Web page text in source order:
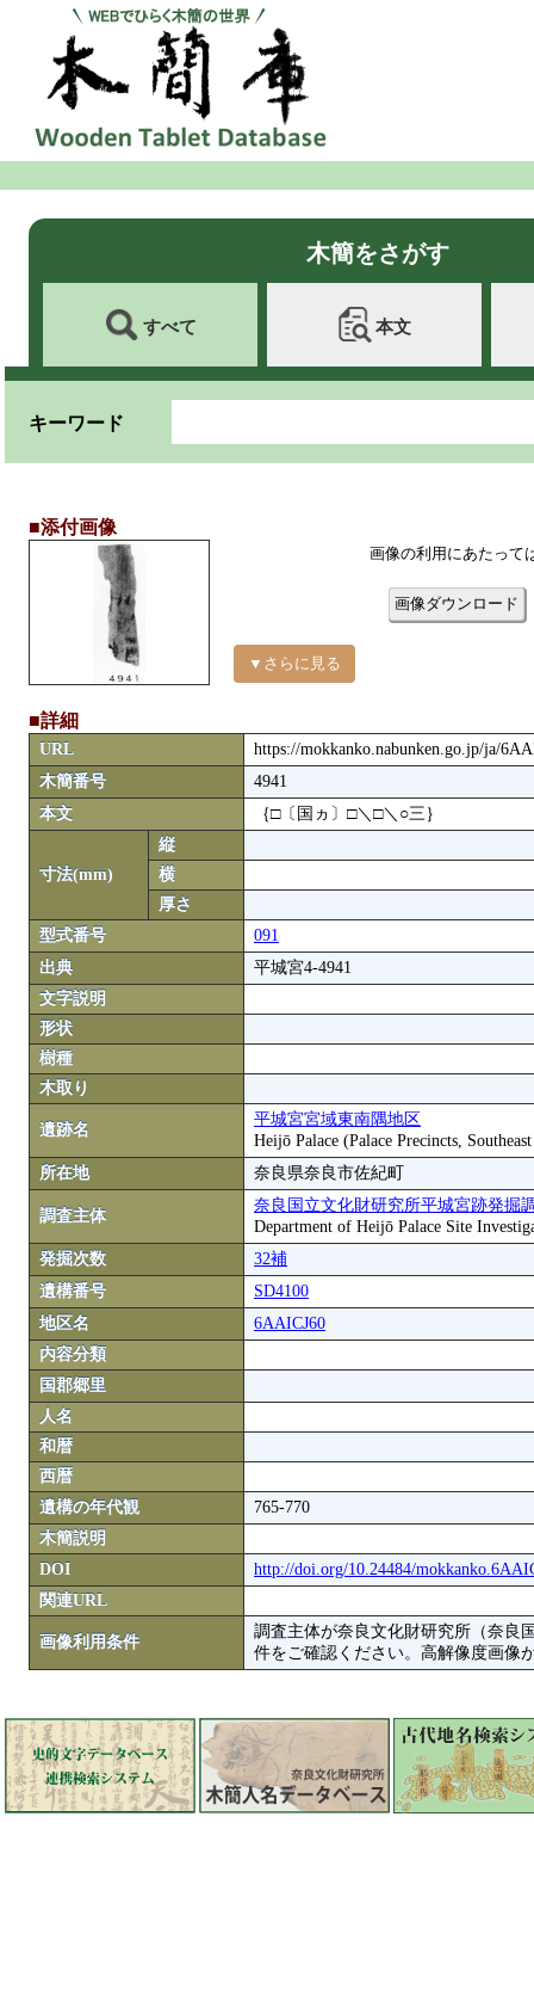
木簡をさがす
すべて 本文
キーワード
■添付画像
▼さらに見る
画像の利用にあたって
画像ダウンロード
■詳細
URL
https://mokkanko.nabunken.go.jp/ja/
木簡番号
4941
本文
｛□〔国ヵ〕□＼□＼○三｝
寸法(mm)
縦
横
厚さ
型式番号
091
出典
平城宮4-4941
文字説明
形状
樹種
木取り
遺跡名
平城宮宮域東南隅地区
Heijō Palace (Palace Precincts,
所在地
奈良県奈良市佐紀町
調査主体
奈良国立文化財研究所平城宮跡発掘
Department of Heijō Palace Site
発掘次数
32補
遺構番号
SD4100
地区名
6AAICJ60
内容分類
国郡郷里
人名
和暦
西暦
遺構の年代観
765-770
木簡説明
DOI
http://doi.org/10.24484/
関連URL
画像利用条件
調査主体が奈良文化財研究所（奈良
件をご確認ください。高解像度画像